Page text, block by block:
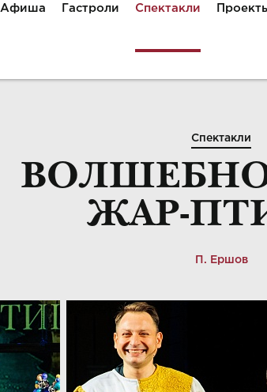
Афиша Гастроли Спектакли
Спектакли
ЖАР-
П. Ершов